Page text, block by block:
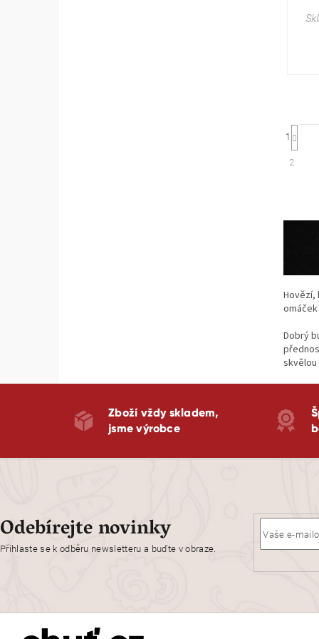
1
2
Hovězí,
Dobrý
skvělou
Zboží vždy skladem,
jsme výrobce
Odebírejte novinky
Přihlaste se k odběru newsletteru a buďte v obraze.